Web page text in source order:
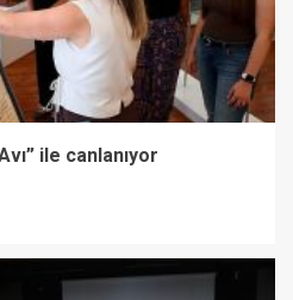
ile canlanıyor